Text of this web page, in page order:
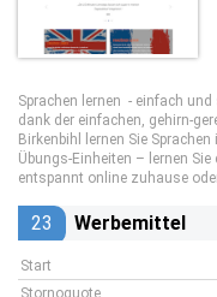
Sprachen lernen - einfach
dank der einfachen, gehirn-
Birkenbihl lernen Sie
Übungs-Einheiten – lernen Sie
entspannt online zuhause
23 Werbemittel
Start
Stornoquote